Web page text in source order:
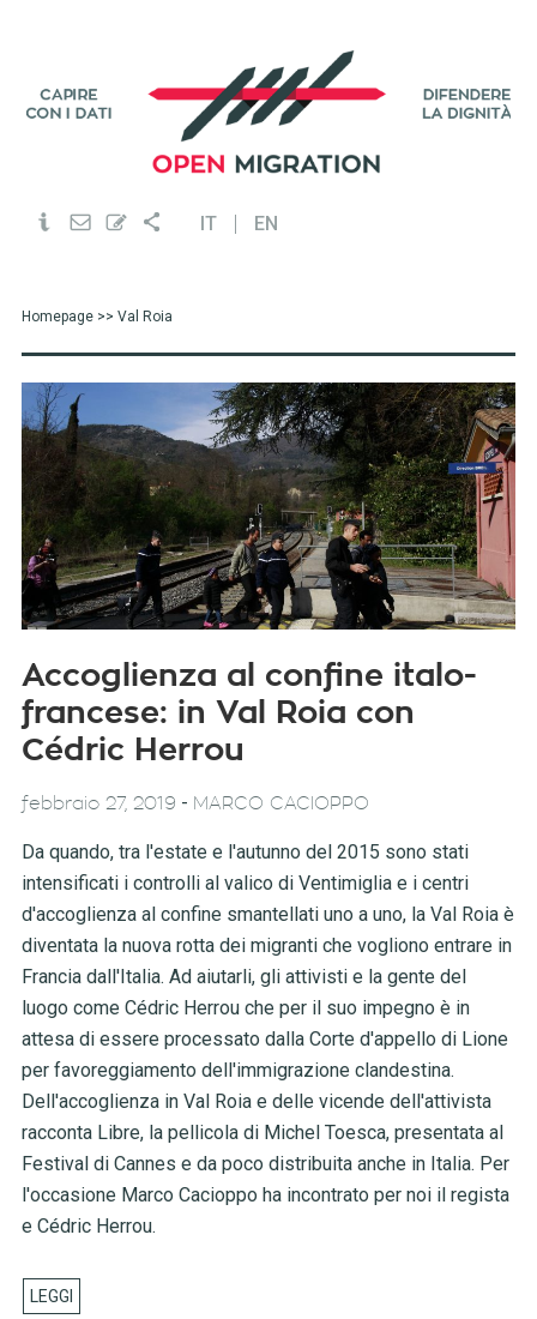
IT EN
Homepage>> Val Roia
Accoglienza al confine italo-
francese: in Val Roia con
Cédric Herrou
febbraio 27, 2019 - MARCO CACIOPPO
Da quando, tra l'estate e l'autunno del 2015 sono stati
intensificati i controlli al valico di Ventimiglia e i centri
d'accoglienza al confine smantellati uno a uno, la Val Roia è
diventata la nuova rotta dei migranti che vogliono entrare in
Francia dall'Italia. Ad aiutarli, gli attivisti e la gente del
luogo come Cédric Herrou che per il suo impegno è in
attesa di essere processato dalla Corte d'appello di Lione
per favoreggiamento dell'immigrazione clandestina.
Dell'accoglienza in Val Roia e delle vicende dell'attivista
racconta Libre, la pellicola di Michel Toesca, presentata al
Festival di Cannes e da poco distribuita anche in Italia. Per
l'occasione Marco Cacioppo ha incontrato per noi il regista
e Cédric Herrou.